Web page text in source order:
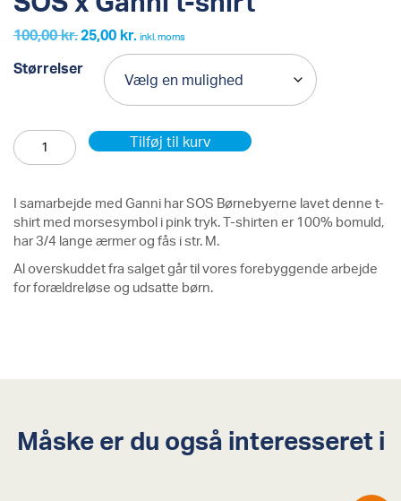
100,00kr.Den
oprindelige
pris
100,00 kr..
25,00 kr.Den
aktuelle
er:
25,00 kr..
inkl. moms
Størrelser
SOS
x
Ganni
shirt
antal
Tilføj til kurv
I samarbejde med Ganni har SOS Børnebyerne lavet denne t-
shirt med morsesymbol i pink tryk. T-shirten er 100% bomuld,
har 3/4 lange ærmer og fås i str. M.
Al overskuddet fra salget går til vores forebyggende arbejde
for forældreløse og udsatte børn.
Måske er du også interesseret i